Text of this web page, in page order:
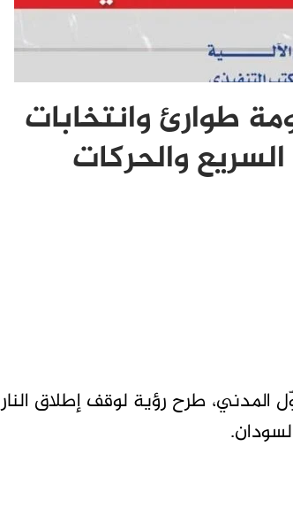
طوارئ وانتخابات
والحركات
المدني، طرح رؤية لوقف إطلاق النار